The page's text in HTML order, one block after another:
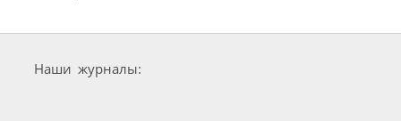
Наши журналы: